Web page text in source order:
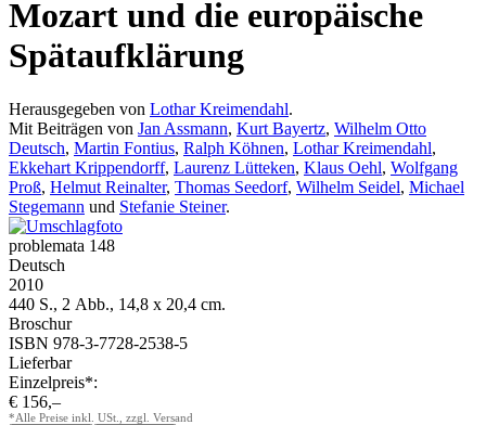
Mozart und die europäische
Spätaufklärung
Herausgegeben von Lothar Kreimendahl.
Mit Beiträgen von Jan Assmann, Kurt Bayertz, Wilhelm Otto
Deutsch, Martin Fontius, Ralph Köhnen, Lothar Kreimendahl,
Ekkehart Krippendorff, Laurenz Lütteken, Klaus Oehl, Wolfgang
Proß, Helmut Reinalter, Thomas Seedorf, Wilhelm Seidel, Michael
Stegemann und Stefanie Steiner.
problemata 148
Deutsch
2010
440 S., 2 Abb., 14,8 x 20,4 cm.
Broschur
ISBN 978-3-7728-2538-5
Lieferbar
Einzelpreis*:
€ 156,–
*Alle Preise inkl. USt., zzgl. Versand